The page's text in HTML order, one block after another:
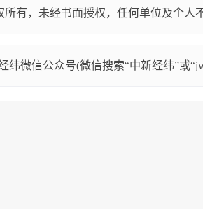
所有，未经书面授权，任何单位及个人
纬微信公众号(微信搜索“中新经纬”或